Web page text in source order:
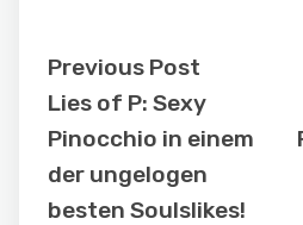
Previous Post
Lies of P: Sexy
Pinocchio in einem
der ungelogen
besten Soulslikes!